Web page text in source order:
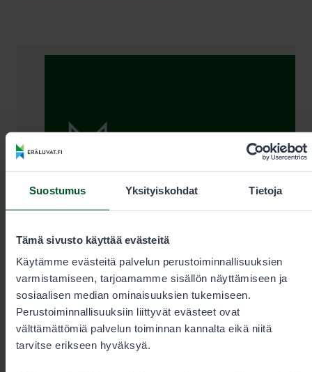
Suostumus Yksityiskohdat Tietoja
Tämä sivusto käyttää evästeitä
Käytämme evästeitä palvelun perustoiminnallisuuksien
varmistamiseen, tarjoamamme sisällön näyttämiseen ja
sosiaalisen median ominaisuuksien tukemiseen.
Perustoiminnallisuuksiin liittyvät evästeet ovat
välttämättömiä palvelun toiminnan kannalta eikä niitä
tarvitse erikseen hyväksyä.
Lupamyynti ja -neuvonta arkisin
kello 9–15